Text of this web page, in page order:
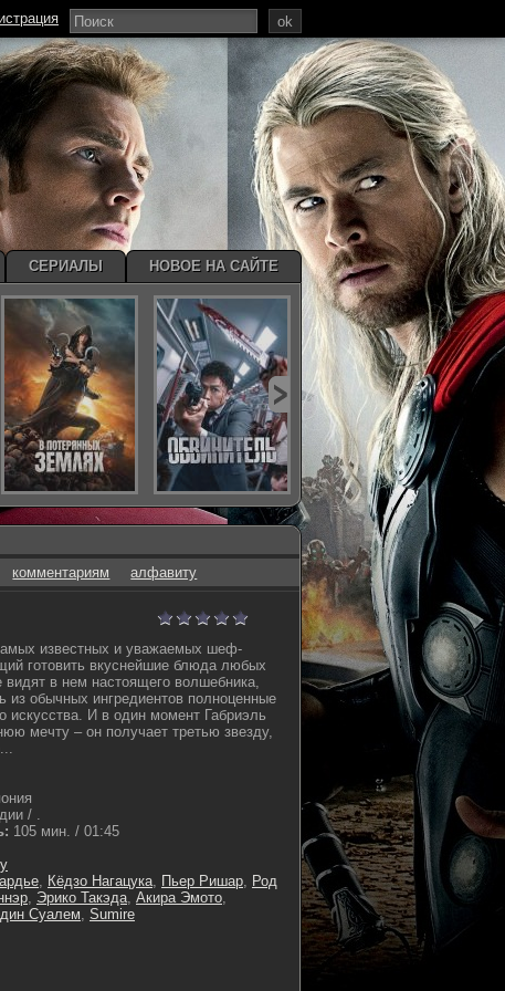
комментариям алфавиту
известных и уважаемых шеф-
готовить вкуснейшие блюда любых
в нем настоящего волшебника,
из обычных ингредиентов полноценные
искусства. И в один момент Габриэль
мечту – он получает третью звезду,
/ .
105 мин. / 01:45
, Кёдзо Нагацука, Пьер Ришар, Род
, Эрико Такэда, Акира Эмото,
Суалем, Sumire
ok
СЕРИАЛЫ НОВОЕ НА САЙТЕ